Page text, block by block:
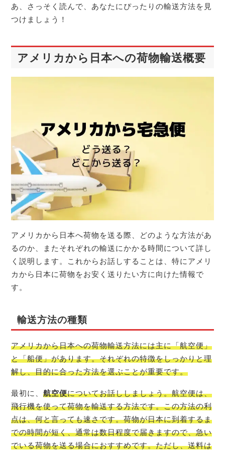
あ、さっそく読んで、あなたにぴったりの輸送方法を見
つけましょう！
アメリカから日本への荷物輸送概要
アメリカから日本へ荷物を送る際、どのような方法があ
るのか、またそれぞれの輸送にかかる時間について詳し
く説明します。これからお話しすることは、特にアメリ
カから日本に荷物をお安く送りたい方に向けた情報で
す。
輸送方法の種類
アメリカから日本への荷物輸送方法には主に「航空便」
と「船便」があります。それぞれの特徴をしっかりと理
解し、目的に合った方法を選ぶことが重要です。
最初に、航空便についてお話ししましょう。航空便は、
飛行機を使って荷物を輸送する方法です。この方法の利
点は、何と言っても速さです。荷物が日本に到着するま
での時間が短く、通常は数日程度で届きますので、急い
でいる荷物を送る場合におすすめです。ただし、送料は